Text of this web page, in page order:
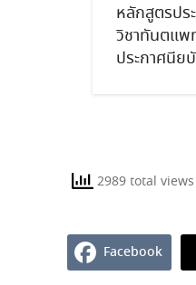
หลักสูตรปร
วิชาทันตแพ
ประกาศนีย
2989 total views
Facebook